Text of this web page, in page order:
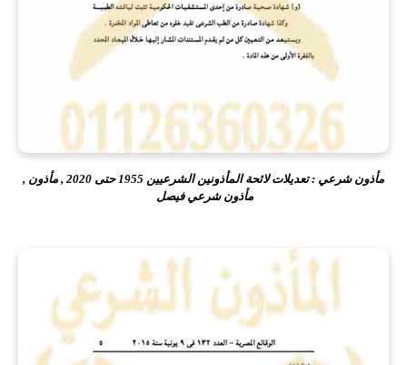
مأذون شرعي : تعديلات لائحة المأذونين الشرعيين 1955 حتى 2020 , مأذون ,
مأذون شرعي فيصل